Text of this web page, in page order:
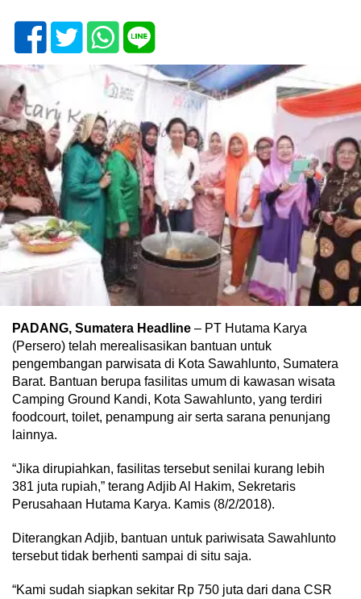
PADANG, Sumatera Headline – PT Hutama Karya
(Persero) telah merealisasikan bantuan untuk
pengembangan parwisata di Kota Sawahlunto, Sumatera
Barat. Bantuan berupa fasilitas umum di kawasan wisata
Camping Ground Kandi, Kota Sawahlunto, yang terdiri
foodcourt, toilet, penampung air serta sarana penunjang
lainnya.
“Jika dirupiahkan, fasilitas tersebut senilai kurang lebih
381 juta rupiah,” terang Adjib Al Hakim, Sekretaris
Perusahaan Hutama Karya. Kamis (8/2/2018).
Diterangkan Adjib, bantuan untuk pariwisata Sawahlunto
tersebut tidak berhenti sampai di situ saja.
“Kami sudah siapkan sekitar Rp 750 juta dari dana CSR